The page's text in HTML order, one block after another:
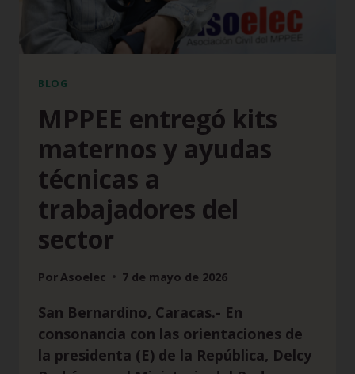
BLOG
MPPEE entregó kits
maternos y ayudas
técnicas a
trabajadores del
sector
Por Asoelec 7 de mayo de 2026
San Bernardino, Caracas.- En
consonancia con las orientaciones de
la presidenta (E) de la República, Delcy